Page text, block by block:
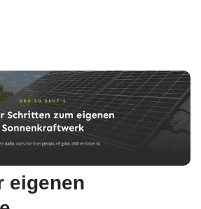
eigenen